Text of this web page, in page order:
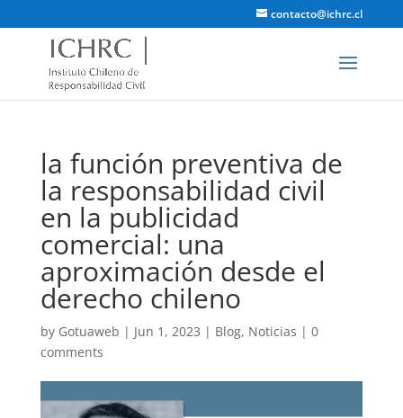
contacto@ichrc.cl
la función preventiva de
la responsabilidad civil
en la publicidad
comercial: una
aproximación desde el
derecho chileno
by Gotuaweb | Jun 1, 2023 | Blog, Noticias | 0
comments